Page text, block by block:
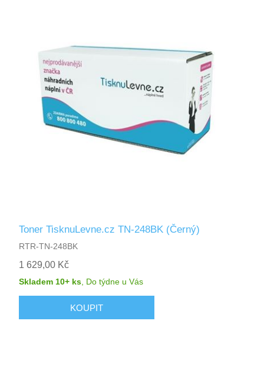
Toner TisknuLevne.cz TN-248BK (Černý)
RTR-TN-248BK
1 629,00 Kč
Skladem 10+ ks, Do týdne u Vás